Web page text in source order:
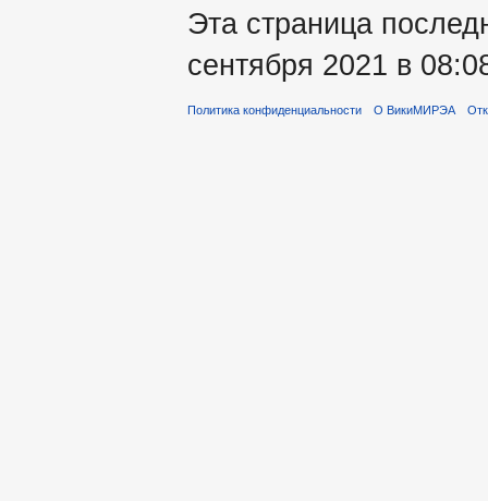
Эта страница
сентября 2021 в
Политика конфиденциальности О ВикиМИРЭА